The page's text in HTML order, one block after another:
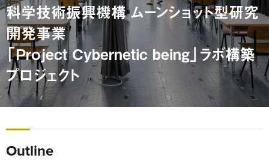
科学技術振興機構 ムーンショット型研究
開発事業
「Project Cybernetic being」ラボ構築
プロジェクト
Outline